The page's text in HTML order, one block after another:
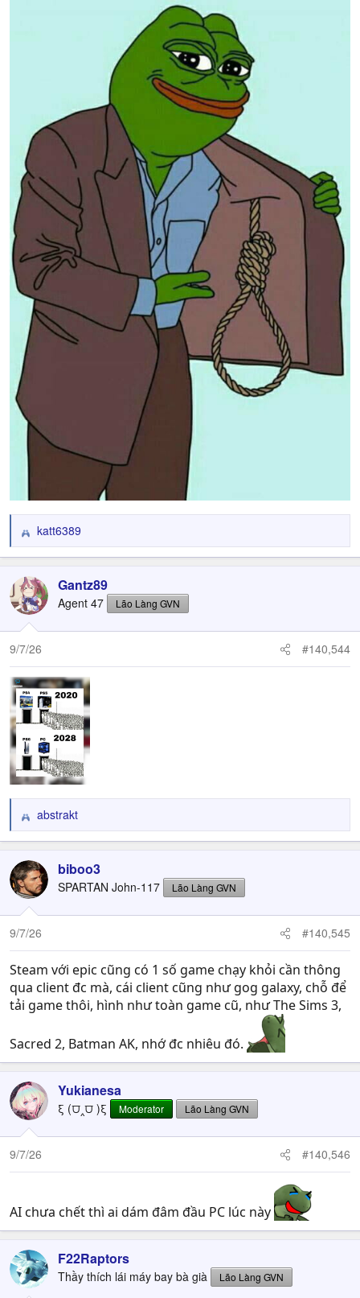
R
e
c
t
i
o
n
:
katt6389
Gantz89
Agent 47 Lão Làng GVN
9/7/26 #140,544
R
e
c
t
i
o
n
abstrakt
biboo3
SPARTAN John-117 Lão Làng GVN
9/7/26 #140,545
Steam với epic cũng có 1 số game chạy khỏi cần thông
qua client đc mà, cái client cũng như gog galaxy, chỗ để
tải game thôi, hình như toàn game cũ, như The Sims 3,
Sacred 2, Batman AK, nhớ đc nhiêu đó.
Yukianesa
ξ (⩌‸⩌ )ξ Moderator Lão Làng GVN
9/7/26 #140,546
AI chưa chết thì ai dám đâm đầu PC lúc này
F22Raptors
Thầy thích lái máy bay bà già Lão Làng GVN